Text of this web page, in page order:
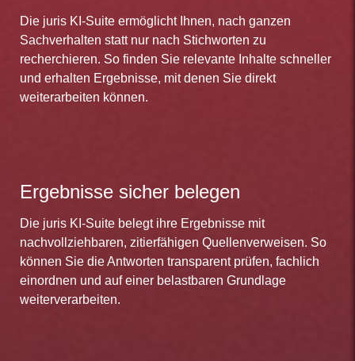
Die juris KI-Suite ermöglicht Ihnen, nach ganzen
Sachverhalten statt nur nach Stichworten zu
recherchieren. So finden Sie relevante Inhalte schneller
und erhalten Ergebnisse, mit denen Sie direkt
weiterarbeiten können.
Ergebnisse sicher belegen
Die juris KI-Suite belegt ihre Ergebnisse mit
nachvollziehbaren, zitierfähigen Quellenverweisen. So
können Sie die Antworten transparent prüfen, fachlich
einordnen und auf einer belastbaren Grundlage
weiterverarbeiten.